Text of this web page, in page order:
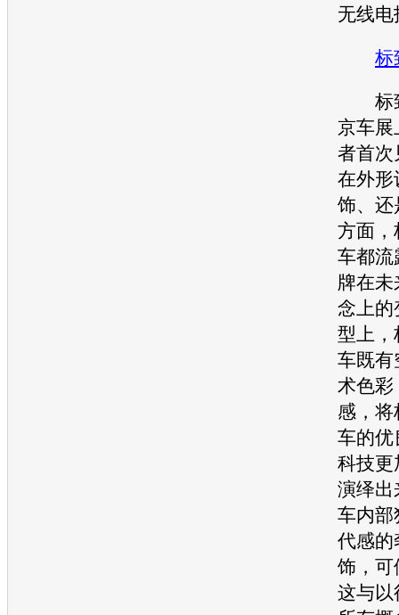
无线电
标
标
京车展
者首次
在外形
饰、还
方面，
车都流
牌在
念上的
型上，
车既有
术色
感，将
车的优
科技更
演绎出
车内部
代感的
饰，可
这与以